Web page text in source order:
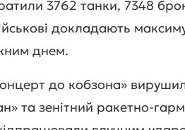
3762 танки, 7348
докладають
днем.
до кобзона»
та зенітний ракетно-